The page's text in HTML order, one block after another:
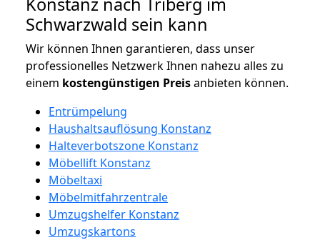
Schwarzwald sein kann
Wir können Ihnen garantieren, dass unser
professionelles Netzwerk Ihnen nahezu alles zu
einem kostengünstigen Preisanbieten können.
Entrümpelung
Haushaltsauflösung Konstanz
Halteverbotszone Konstanz
Möbellift Konstanz
Möbeltaxi
Möbelmitfahrzentrale
Umzugshelfer Konstanz
Umzugskartons